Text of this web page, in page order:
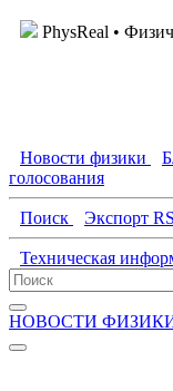
PhysReal •
Новости физики
голосования
Поиск Экспорт
Техническая
НОВОСТИ